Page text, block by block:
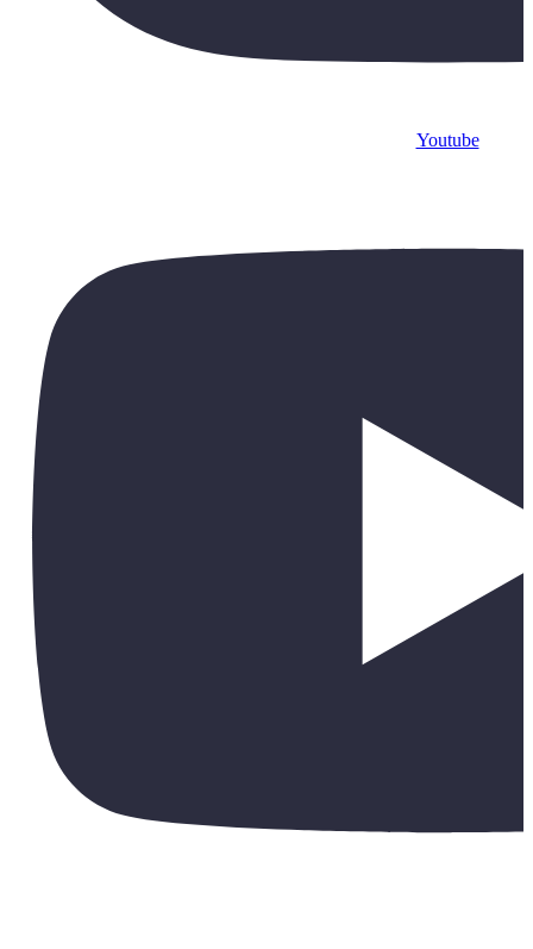
Youtube